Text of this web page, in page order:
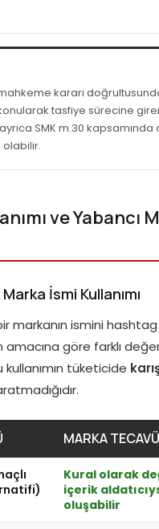
kararı
tasfiye sürecine
SMK m.30 kapsamında
ve Yabancı
İsmi Kullanımı
markanın ismini
amacına göre farklı
kullanımın tüketicide
MARKA
Kural olarak
içerik
oluşabilir